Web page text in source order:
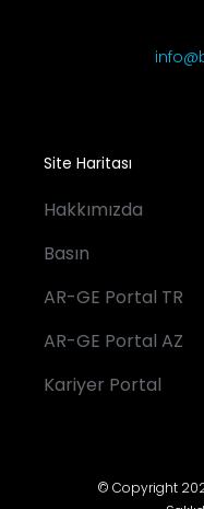
Site Haritası
Hakkımızda
Basın
AR-GE Portal TR
AR-GE Portal AZ
Kariyer Portal
© Copyright